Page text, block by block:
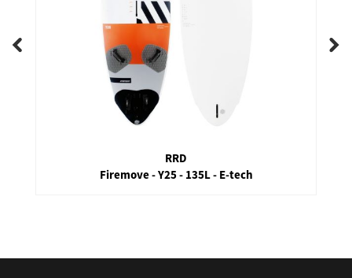
RRD
Firestorm - LTE - V5 - 2019 - 105 L